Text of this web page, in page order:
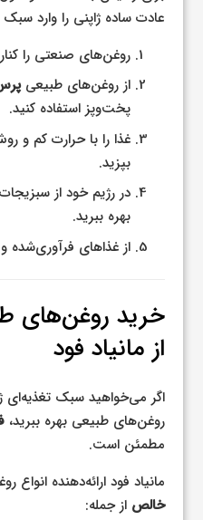
عادت ساده ژاپنی را وارد
روغن‌های صنعتی را کنار
از روغن‌های طبیعی
پخت‌وپز استفاده کنید.
غذا را با حرارت کم و
بپزید.
در رژیم خود از
بهره ببرید.
از غذاهای فرآوری‌شده
خرید روغن‌های
از مانیاد فود
اگر می‌خواهید سبک تغذیه‌ای
روغن‌های طبیعی بهره ببرید،
مطمئن است.
مانیاد فود ارائه‌دهنده
خالص از جمله: